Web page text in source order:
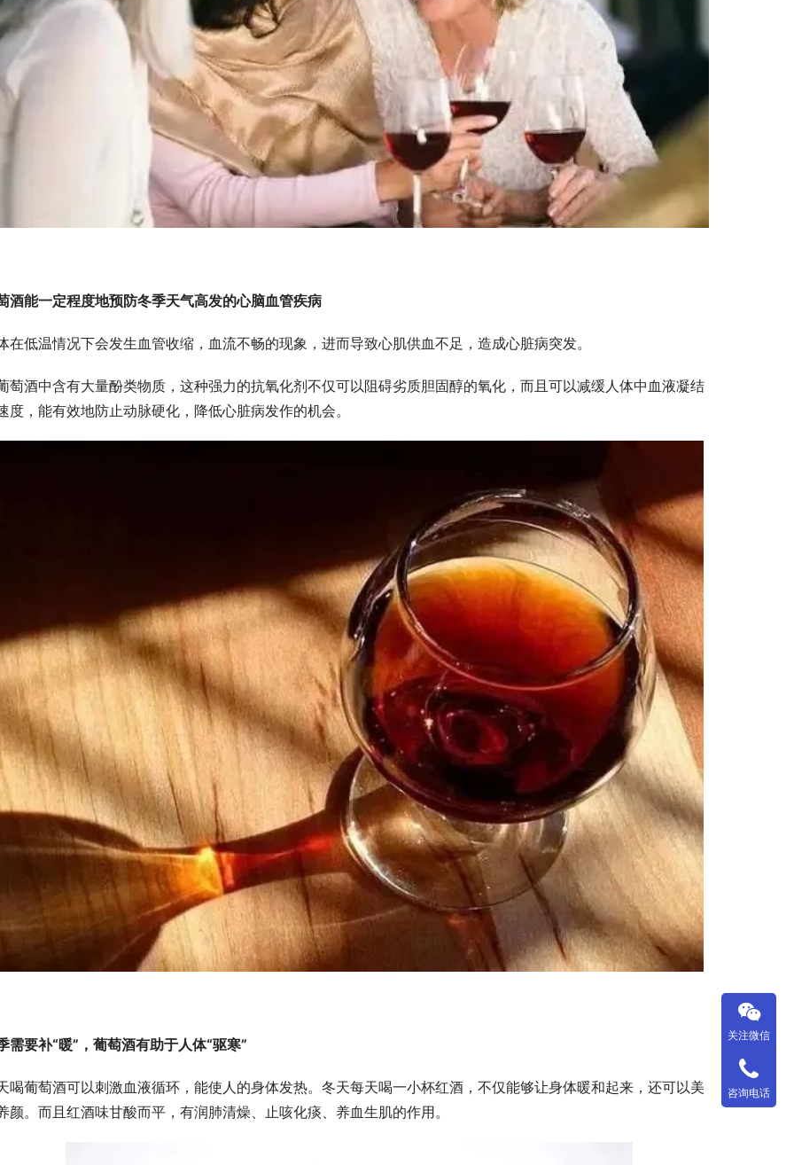
酒能一定程度地预防冬季天气高发的心脑血管疾病
在低温情况下会发生血管收缩，血流不畅的现象，进而导致心肌供血不足，造成心脏病突发。
萄酒中含有大量酚类物质，这种强力的抗氧化剂不仅可以阻碍劣质胆固醇的氧化，而且可以减缓人体中血液凝结
度，能有效地防止动脉硬化，降低心脏病发作的机会。
需要补“暖”， 葡萄酒有助于人体“驱寒”
喝葡萄酒可以刺激血液循环，能使人的身体发热。冬天每天喝一小杯红酒，不仅能够让身体暖和起来，还可以美
颜。而且红酒味甘酸而平，有润肺清燥、止咳化痰、养血生肌的作用。
关注微信
咨询电话